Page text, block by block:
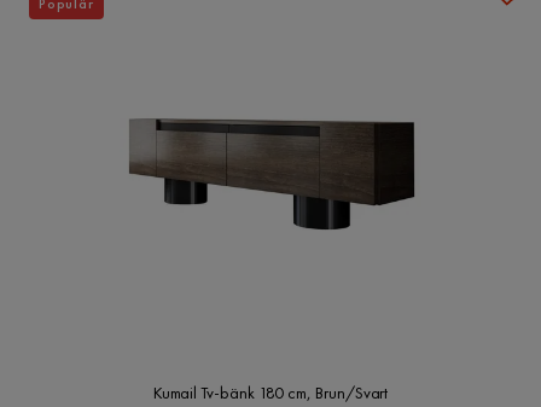
Kumail Tv-bänk 180 cm, Brun/Svart